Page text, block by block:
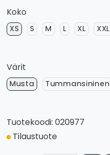
Koko
XS S M L XL XXL
Värit
Musta Tummansininen
Tuotekoodi: 020977
Tilaustuote